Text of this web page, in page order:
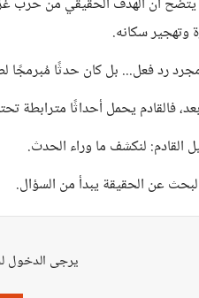
وتهجير سكانه.
رد فعل... بل كان حدثًا مُبرمجًا
فالقادم يحمل أحداثًا مترابطة
القادم: لنكشف ما وراء الحدث.
عن الحقيقة يبدأ من السؤال.
يرجى الدخول